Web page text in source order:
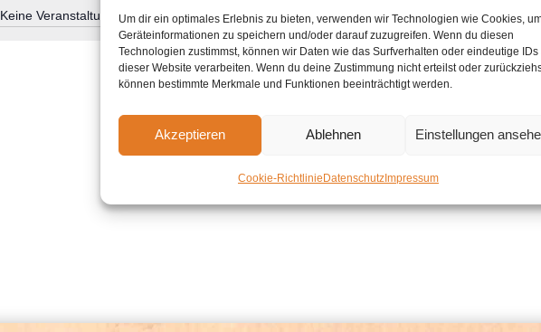
Um dir ein optimales Erlebnis zu bieten, verwenden wir Technologien wie Cookies,
Geräteinformationen zu speichern und/oder darauf zuzugreifen. Wenn du diesen
Technologien zustimmst, können wir Daten wie das Surfverhalten oder eindeutige IDs
dieser Website verarbeiten. Wenn du deine Zustimmung nicht erteilst oder
können bestimmte Merkmale und Funktionen beeinträchtigt werden.
Akzeptieren Ablehnen Einstellungen
Cookie-RichtlinieDatenschutzImpressum
Hinweis
Keine Veranstaltungen für 24.August 2025 vorgesehen. Hier geht es zu dennächsten